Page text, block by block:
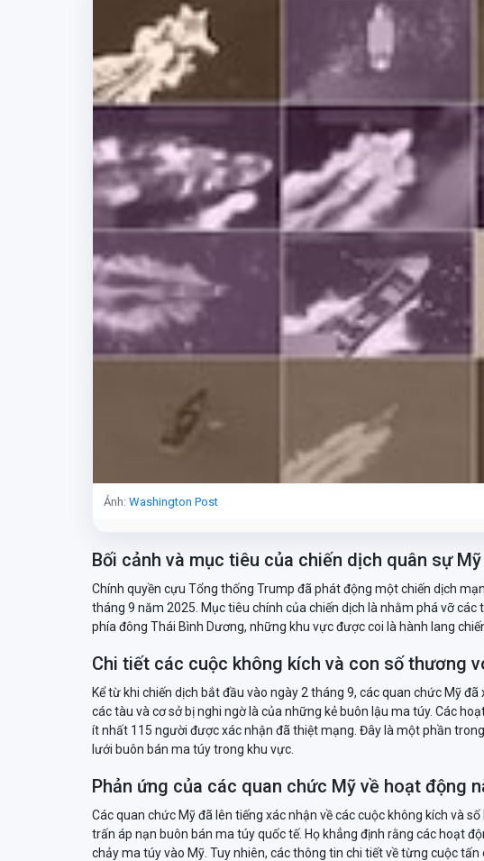
Ảnh: Washington Post
Bối cảnh và mục tiêu của chiến dịch quân sự
Chính quyền cựu Tổng thống Trump đã phát động một chiến dịch
tháng 9 năm 2025. Mục tiêu chính của chiến dịch là nhằm phá vỡ
phía đông Thái Bình Dương, những khu vực được coi là hành lang
Chi tiết các cuộc không kích và con số thương
Kể từ khi chiến dịch bắt đầu vào ngày 2 tháng 9, các quan chức Mỹ
các tàu và cơ sở bị nghi ngờ là của những kẻ buôn lậu ma túy. Các
ít nhất 115 người được xác nhận đã thiệt mạng. Đây là một phần
lưới buôn bán ma túy trong khu vực.
Phản ứng của các quan chức Mỹ về hoạt động
Các quan chức Mỹ đã lên tiếng xác nhận về các cuộc không kích và
trấn áp nạn buôn bán ma túy quốc tế. Họ khẳng định rằng các hoạt
chảy ma túy vào Mỹ. Tuy nhiên, các thông tin chi tiết về từng cuộc